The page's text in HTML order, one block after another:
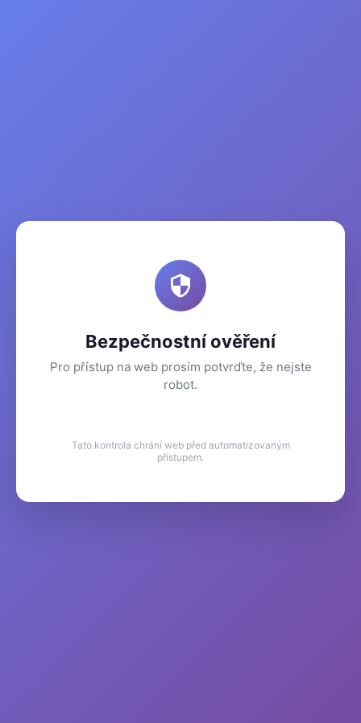
Bezpečnostní ověření
Pro přístup na web prosím potvrďte, že nejste
robot.
Tato kontrola chrání web před automatizovaným
přístupem.